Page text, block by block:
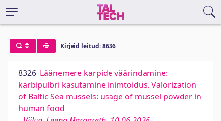
Kirjeid leitud: 8636
8326. Läänemere karpide väärindamine:
karbipulbri kasutamine inimtoidus. Valorization
of Baltic Sea mussels: usage of mussel powder in
human food